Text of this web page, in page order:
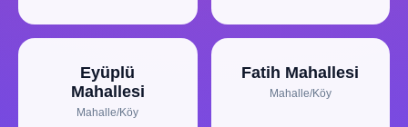
Eyüplü
Mahallesi
Mahalle/Köy
Fatih Mahallesi
Mahalle/Köy